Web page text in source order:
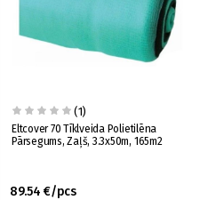
(1)
Eltcover 70 Tīklveida Polietilēna
Pārsegums, Zaļš, 3.3x50m, 165m2
89.54 €/pcs